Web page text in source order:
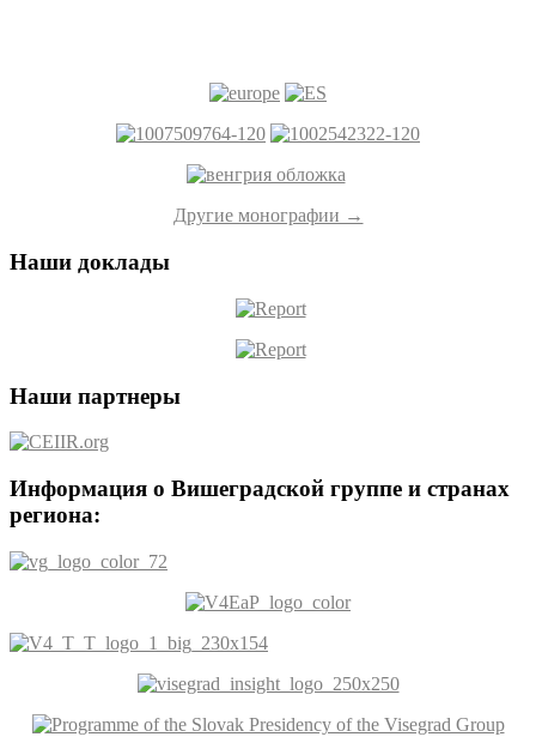
Другие монографии →
Наши доклады
Наши партнеры
Информация о Вишеградской группе и странах
региона: